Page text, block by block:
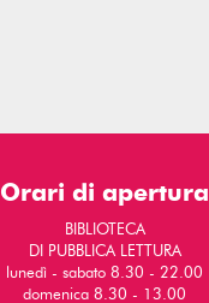
Orari di apertura
BIBLIOTECA
DI PUBBLICA LETTURA
lunedì - sabato 8.30 - 22.00
domenica 8.30 - 13.00